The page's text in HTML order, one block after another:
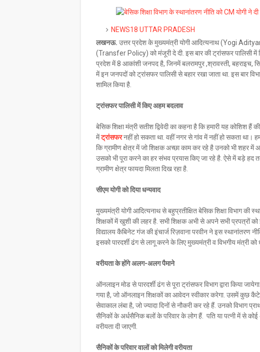
NEWS18 UTTAR PRADESH
लखनऊ. उत्तर प्रदेश के मुख्यमंत्री योगी आदित्यनाथ (Yogi
(Transfer Policy) को मंजूरी दे दी. इस बार की ट्रांसफर पालिसी में
प्रदेश में 8 आकांशी जनपद है, जिनमें बलरामपुर ,श्रावस्ती, बहराइच,
में इन जनपदों को ट्रांसफर पालिसी से बहार रखा जाता था. इस बार
शामिल किया है.
ट्रांसफर पालिसी में किए अहम बदलाव
बेसिक शिक्षा मंत्री सतीश द्विवेदी का कहना है कि हमारी यह
मेंट्रांसफरनहीं हो सकता था. वहीं नगर से गांव में नहीं हो सकता था।
कि ग्रामीण क्षेत्र में जो शिक्षक अच्छा काम कर रहे है उनको भी शहर में
उसको भी पूरा करने का हर संभव प्रयास किए जा रहे है. ऐसे में बड़े हद
ग्रामीण क्षेत्र फायदा मिलता दिख रहा है.
सीएम योगी को दिया धन्यवाद
मुख्यमंत्री योगी आदित्यनाथ से बहुप्रतीक्षित बेसिक शिक्षा विभाग की
शिक्षकों में खुशी की लहर है. सभी शिक्षक अभी से अपने सभी प्रपत्रों
विद्यालय कैबिनेट गंज की इंचार्ज रिज़वाना परवीन ने इस स्थानांतरण
इसको पारदर्शी ढंग से लागू करने के लिए मुख्यमंत्री व विभगीय मंत्री को
वरीयता के होंगे अलग-अलग पैमाने
ऑनलाइन मोड से पारदर्शी ढंग से पूरा ट्रांसफर विभाग द्वारा किया
गया है, जो ऑनलाइन शिक्षकों का आवेदन स्वीकार करेगा. उसमें कुछ
सेवाकाल लंबा है, जो ज्यादा दिनों से नौकरी कर रहे हैं. उनको विभाग
सैनिकों के अर्धसैनिक बलों के परिवार के लोग हैं. पति या पत्नी में से
वरीयता दी जाएगी.
सैनिकों के परिवार वालों को मिलेगी वरीयता